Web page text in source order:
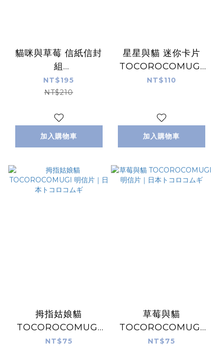
貓咪與草莓 信紙信封
組
TOCOROCOMUGI
｜日本トコロコムギ
NT$195
NT$210
加入購物車
星星與貓 迷你卡片
TOCOROCOMUGI
｜日本トコロコムギ
NT$110
加入購物車
拇指姑娘貓
TOCOROCOMUGI
明信片｜日本トコロコ
NT$75
草莓與貓
TOCOROCOMUGI
明信片｜日本トコロコ
NT$75